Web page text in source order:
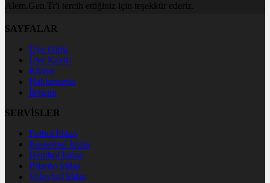
Alem.Gen.Tr'i tercih ettiğiniz için teşekkür ederiz.
SAYFALAR
Üye Girişi
Üye Kaydı
Künye
Hakkımızda
İletişim
SERVİSLER
Futbol İddaa
Basketbol İddaa
Hentbol İddaa
Bilardo İddaa
Voleybol İddaa